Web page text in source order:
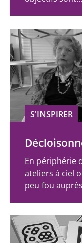
S'INSPIRER
En périphérie
ateliers à ciel
peu fou